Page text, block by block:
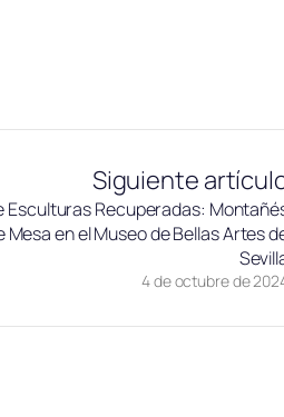
Siguiente
4 de octubre de
Esculturas Recuperadas:
Mesa en el Museo de Bellas Artes